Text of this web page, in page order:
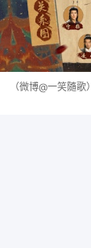
（微博@一笑隨歌）